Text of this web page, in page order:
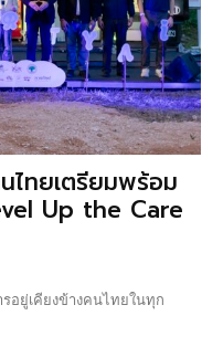
ไทยเตรียมพร้อม
Up the Care
อยู่เคียงข้างคนไทยในทุก